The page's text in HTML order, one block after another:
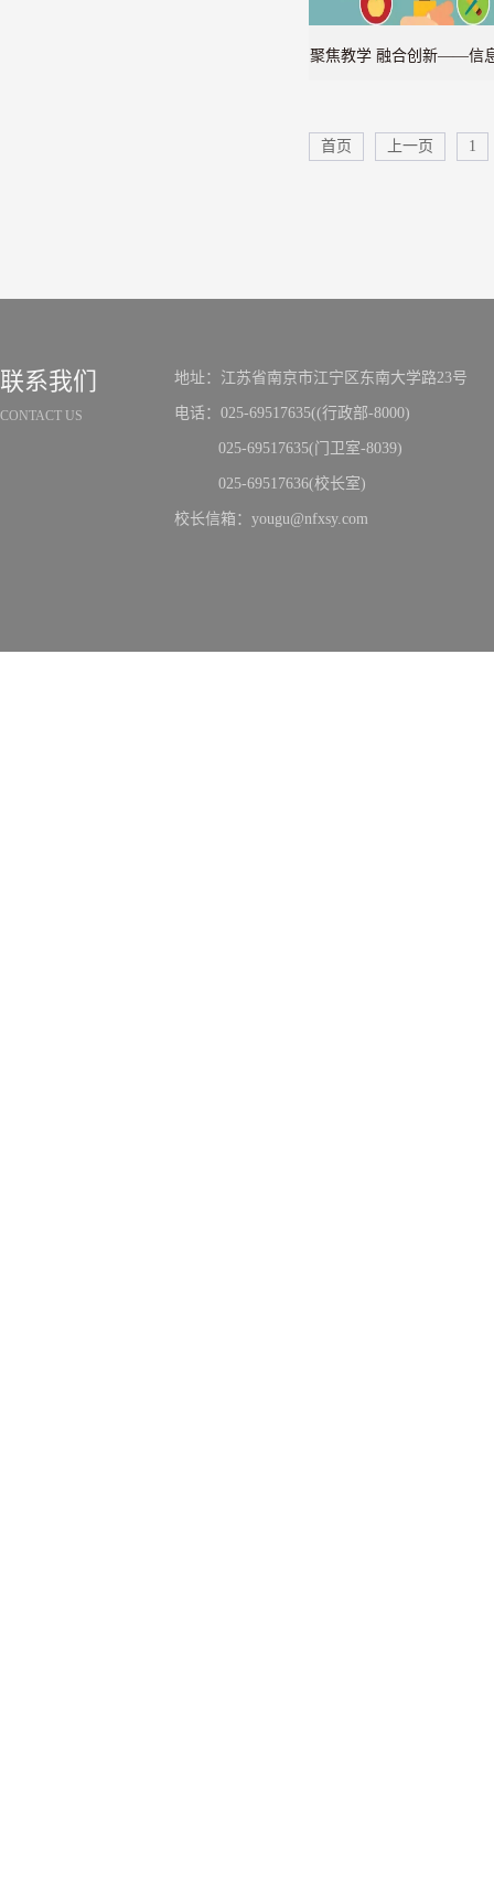
聚焦教学 融合创新——信
首页
上一页 1
联系我们
CONTACT US
地址：江苏省南京市江宁区东南大学路23号
电话：025-69517635((行政部-8000)
025-69517635(门卫室-8039)
025-69517636(校长室)
校长信箱：yougu@nfxsy.com